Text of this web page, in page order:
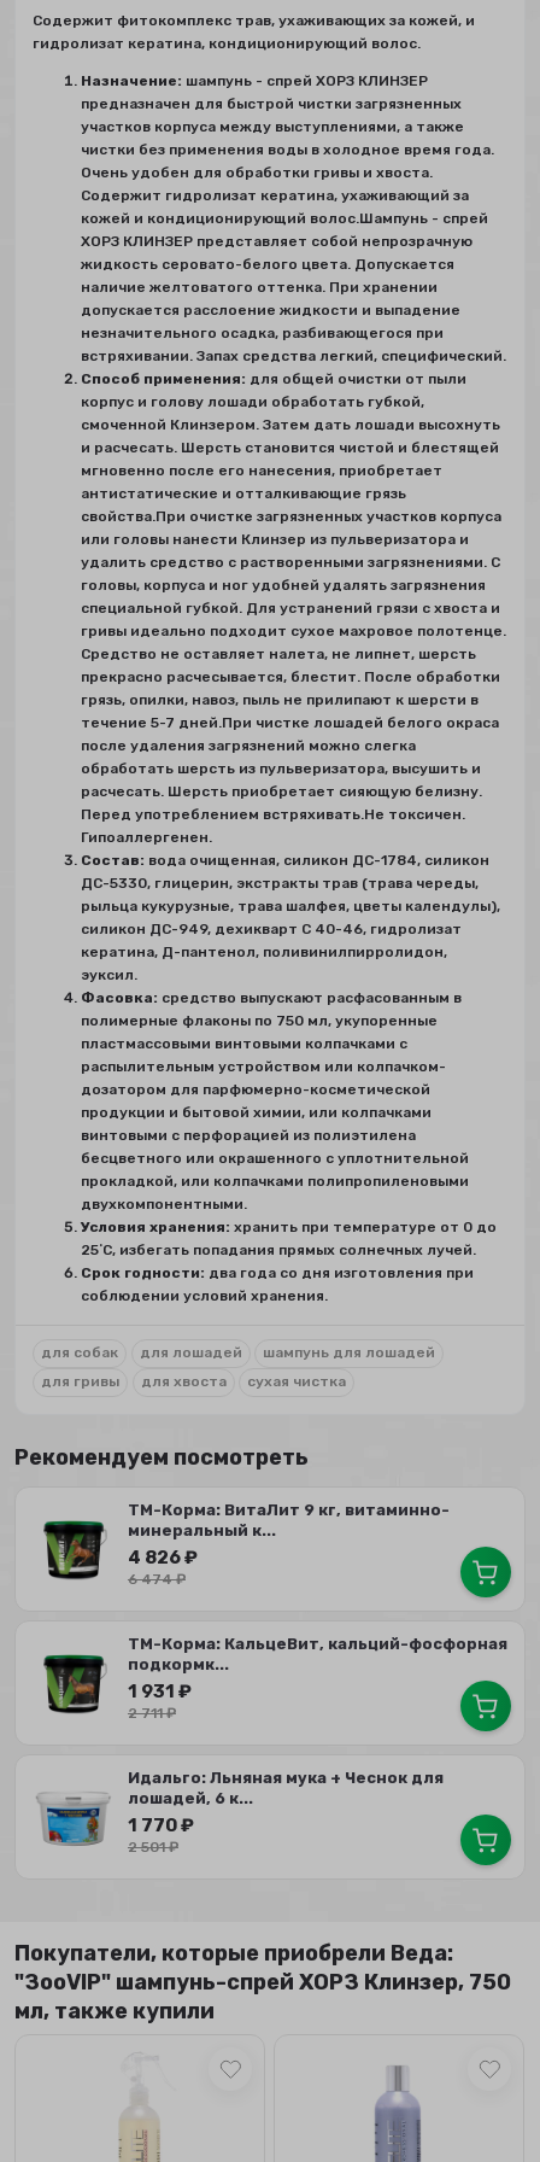
Содержит фитокомплекс трав, ухаживающих за кожей, и
гидролизат кератина, кондиционирующий волос.
Назначение: шампунь - спрей ХОРЗ КЛИНЗЕР
предназначен для быстрой чистки загрязненных
участков корпуса между выступлениями, а также
чистки без применения воды в холодное время года.
Очень удобен для обработки гривы и хвоста.
Содержит гидролизат кератина, ухаживающий за
кожей и кондиционирующий волос.Шампунь - спрей
ХОРЗ КЛИНЗЕР представляет собой непрозрачную
жидкость серовато-белого цвета. Допускается
наличие желтоватого оттенка. При хранении
допускается расслоение жидкости и выпадение
незначительного осадка, разбивающегося при
встряхивании. Запах средства легкий, специфический.
Способ применения: для общей очистки от пыли
корпус и голову лошади обработать губкой,
смоченной Клинзером. Затем дать лошади высохнуть
и расчесать. Шерсть становится чистой и блестящей
мгновенно после его нанесения, приобретает
антистатические и отталкивающие грязь
свойства.При очистке загрязненных участков корпуса
или головы нанести Клинзер из пульверизатора и
удалить средство с растворенными загрязнениями. С
головы, корпуса и ног удобней удалять загрязнения
специальной губкой. Для устранений грязи с хвоста и
гривы идеально подходит сухое махровое полотенце.
Средство не оставляет налета, не липнет, шерсть
прекрасно расчесывается, блестит. После обработки
грязь, опилки, навоз, пыль не прилипают к шерсти в
течение 5-7 дней.При чистке лошадей белого окраса
после удаления загрязнений можно слегка
обработать шерсть из пульверизатора, высушить и
расчесать. Шерсть приобретает сияющую белизну.
Перед употреблением встряхивать.Не токсичен.
Гипоаллергенен.
Состав: вода очищенная, силикон ДС-1784, силикон
ДС-5330, глицерин, экстракты трав (трава череды,
рыльца кукурузные, трава шалфея, цветы календулы),
силикон ДС-949, дехикварт С 40-46, гидролизат
кератина, Д-пантенол, поливинилпирролидон,
эуксил.
Фасовка: средство выпускают расфасованным в
полимерные флаконы по 750 мл, укупоренные
пластмассовыми винтовыми колпачками с
распылительным устройством или колпачком-
дозатором для парфюмерно-косметической
продукции и бытовой химии, или колпачками
винтовыми с перфорацией из полиэтилена
бесцветного или окрашенного с уплотнительной
прокладкой, или колпачками полипропиленовыми
двухкомпонентными.
Условия хранения: хранить при температуре от 0 до
25˚С, избегать попадания прямых солнечных лучей.
Срок годности: два года со дня изготовления при
соблюдении условий хранения.
для собак для лошадей
шампунь для лошадей
для гривы
для хвоста сухая чистка
Рекомендуем посмотреть
ТМ-Корма: ВитаЛит 9 кг, витаминно-
минеральный к...
4 826₽
6 474₽
ТМ-Корма: КальцеВит, кальций-фосфорная
подкормк...
1 931 ₽
2 711₽
Идальго: Льняная мука + Чеснок для
лошадей, 6 к...
1 770₽
2 501₽
Покупатели, которые приобрели Веда:
"ЗооVIP" шампунь-спрей ХОРЗ Клинзер, 750
мл, также купили